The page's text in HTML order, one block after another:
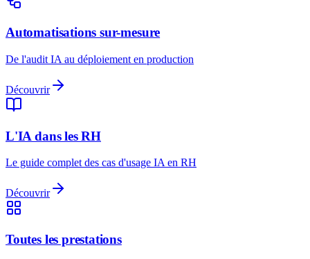
Automatisations sur-mesure
De l'audit IA au déploiement en production
Découvrir
L'IA dans les RH
Le guide complet des cas d'usage IA en RH
Découvrir
Toutes les prestations